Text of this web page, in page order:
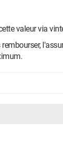
valeur via